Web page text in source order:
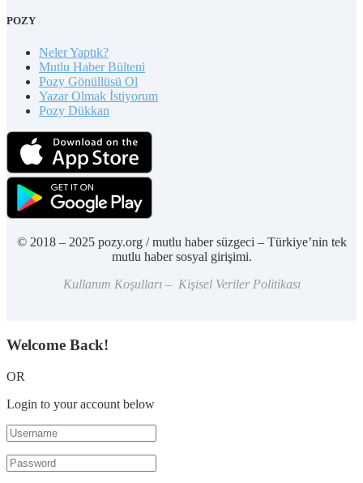
POZY
Neler Yaptık?
Mutlu Haber Bülteni
Pozy Gönüllüsü Ol
Yazar Olmak İstiyorum
Pozy Dükkan
© 2018 – 2025 pozy.org / mutlu haber süzgeci – Türkiye’nin tek
mutlu haber sosyal girişimi.
Kullanım Koşulları – Kişisel Veriler Politikası
Welcome Back!
OR
Login to your account below